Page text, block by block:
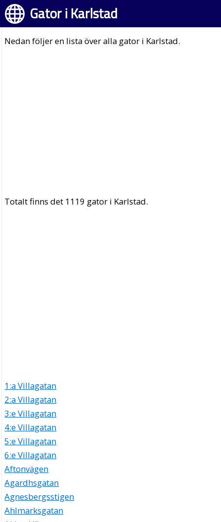
Gator i Karlstad
Nedan följer en lista över alla gator i Karlstad.
Totalt finns det 1119 gator i Karlstad.
1:a Villagatan
2:a Villagatan
3:e Villagatan
4:e Villagatan
5:e Villagatan
6:e Villagatan
Aftonvägen
Agardhsgatan
Agnesbergsstigen
Ahlmarksgatan